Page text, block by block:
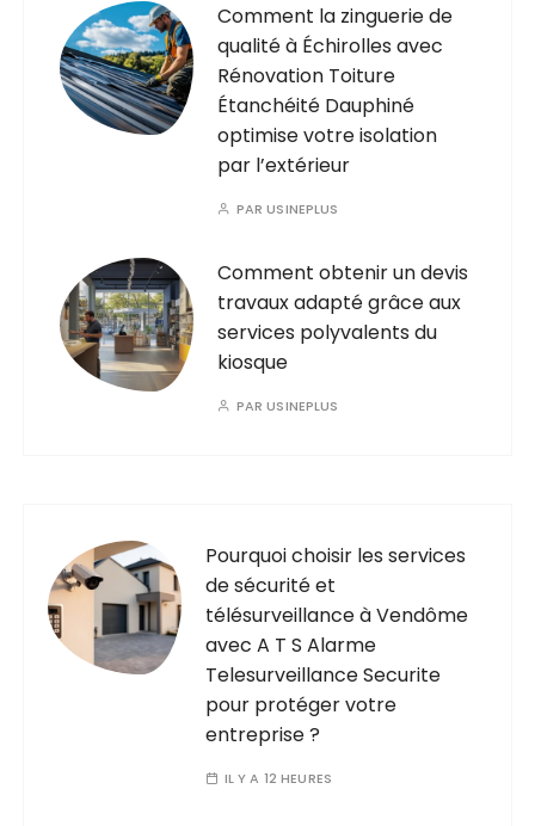
Comment la zinguerie de
qualité à Échirolles avec
Rénovation Toiture
Étanchéité Dauphiné
optimise votre isolation
par l’extérieur
PARUSINEPLUS
Comment obtenir un devis
travaux adapté grâce aux
services polyvalents du
kiosque
PARUSINEPLUS
Pourquoi choisir les services
de sécurité et
télésurveillance à Vendôme
avec A T S Alarme
Telesurveillance Securite
pour protéger votre
entreprise ?
IL Y A 12 HEURES